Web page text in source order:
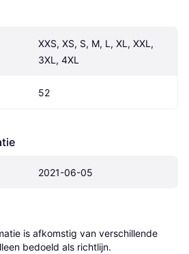
XXS, XS, S, M, L, XL, XXL,
3XL, 4XL
52
2021-06-05
is afkomstig van verschillende
bedoeld als richtlijn.